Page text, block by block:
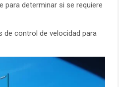
para determinar si se requiere
de control de velocidad para